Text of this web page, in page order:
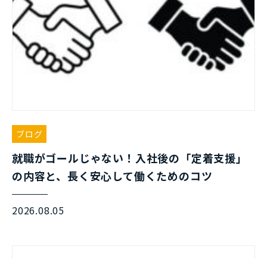
ブログ
就職がゴールじゃない！入社後の「定着支援」
の内容と、長く安心して働くためのコツ
2026.08.05